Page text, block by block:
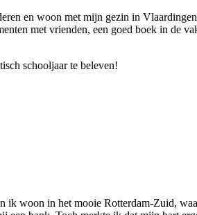
en woon met mijn gezin in
met vrienden, een goed boek in de
schooljaar te beleven!
ik woon in het mooie Rotterdam-Zuid,